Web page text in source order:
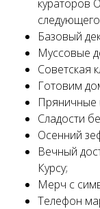
кураторов
Базовый
Муссовые
Советская
Готовим
Пряничные
Сладости
Осенний
Вечный
Курсу;
Мерч с
Телефон